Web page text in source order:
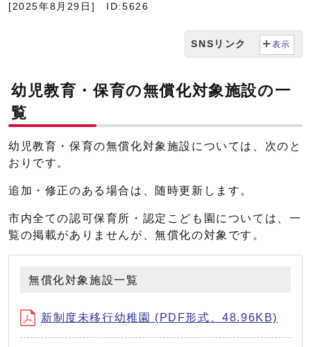
[2025年8月29日] ID:5626
SNSリンク 表示
幼児教育・保育の無償化対象施設の一
覧
幼児教育・保育の無償化対象施設については、次のと
おりです。
追加・修正のある場合は、随時更新します。
市内全ての認可保育所・認定こども園については、一
覧の掲載がありませんが、無償化の対象です。
無償化対象施設一覧
新制度未移行幼稚園 (PDF形式、48.96KB)